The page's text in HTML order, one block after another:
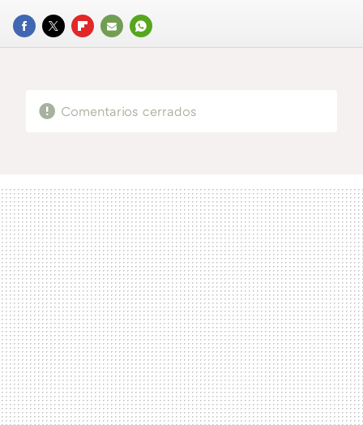
FACEBOOK
TWITTERFLIPBOARD
E-
WHATSAPP
Comentarios cerrados